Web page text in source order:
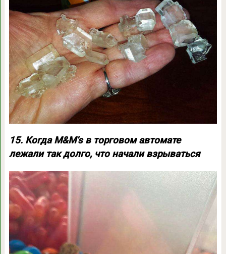
15. Когда M&M’s в торговом автомате
лежали так долго, что начали взрываться